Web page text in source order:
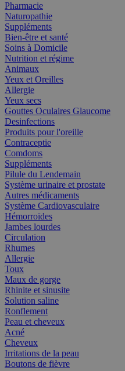
Pharmacie
Naturopathie
Suppléments
Bien-être et santé
Soins à Domicile
Nutrition et régime
Animaux
Yeux et Oreilles
Allergie
Yeux secs
Gouttes Oculaires Glaucome
Desinfections
Produits pour l'oreille
Contraceptie
Comdoms
Suppléments
Pilule du Lendemain
Système urinaire et prostate
Autres médicaments
Système Cardiovasculaire
Hémorroïdes
Jambes lourdes
Circulation
Rhumes
Allergie
Toux
Maux de gorge
Rhinite et sinusite
Solution saline
Ronflement
Peau et cheveux
Acné
Cheveux
Irritations de la peau
Boutons de fièvre